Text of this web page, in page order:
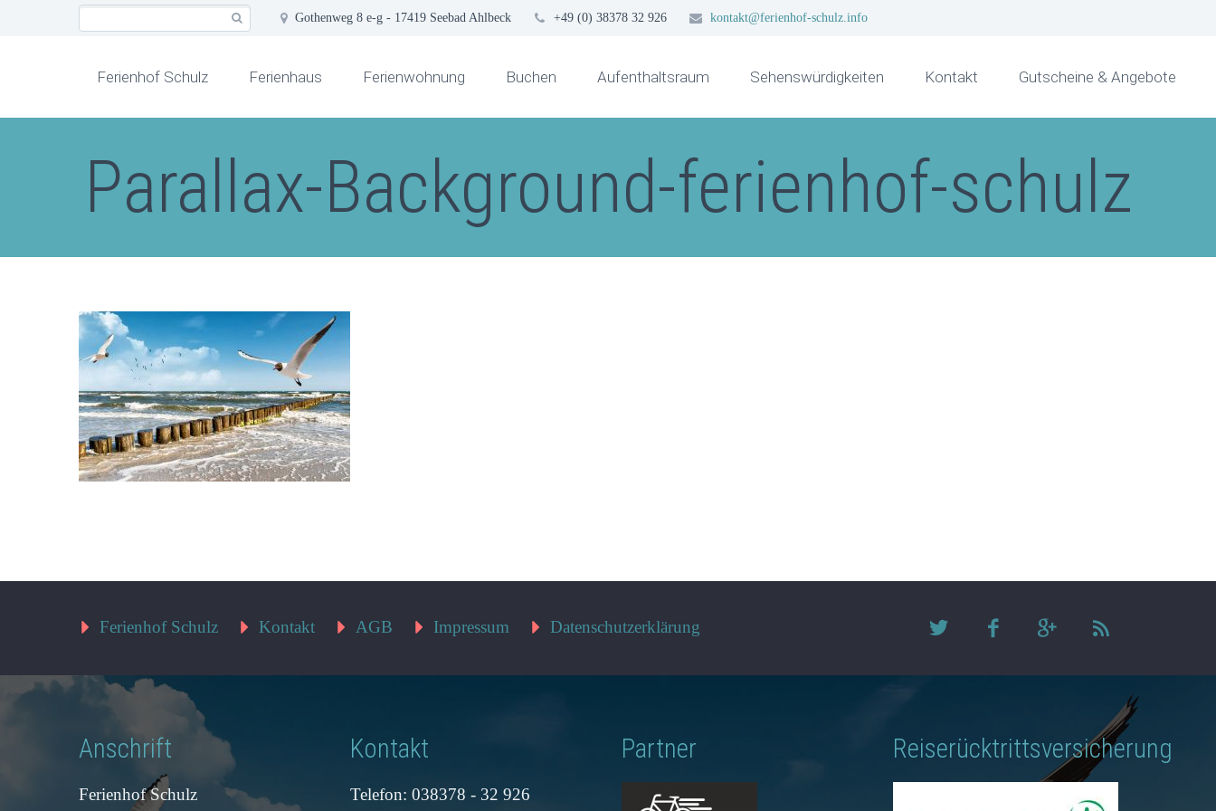
Gothenweg 8 e-g - 17419 Seebad Ahlbeck +49 (0) 38378 32 926 kontakt@ferienhof-schulz.info
Ferienhof Schulz Ferienhaus Ferienwohnung Buchen Aufenthaltsraum Sehenswürdigkeiten Kontakt Gutscheine & Angebote
Parallax-Background-ferienhof-schulz
Ferienhof Schulz Kontakt AGB Impressum Datenschutzerklärung
Anschrift
Ferienhof Schulz
Kontakt
Telefon: 038378 - 32 926
Partner Reiserücktrittsversicherung